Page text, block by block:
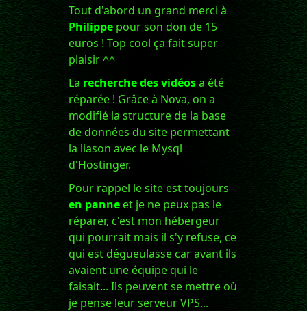
Tout d'abord un grand merci à
Philippe pour son don de 15
euros ! Top cool ça fait super
plaisir ^^
La recherche des vidéosa été
réparée ! Grâce à Nova, on a
modifié la structure de la base
de données du site permettant
la liason avec le Mysql
d'Hostinger.
Pour rappel le site est toujours
en panne et je ne peux pas le
réparer, c'est mon hébergeur
qui pourrait mais il s'y refuse, ce
qui est dégueulasse car avant ils
avaient une équipe qui le
faisait... Ils peuvent se mettre où
je pense leur serveur VPS...